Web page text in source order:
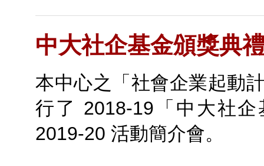
中大社企基金頒獎典
本中心之「社會企業起動
行了 2018-19「中大社
2019-20 活動簡介會。